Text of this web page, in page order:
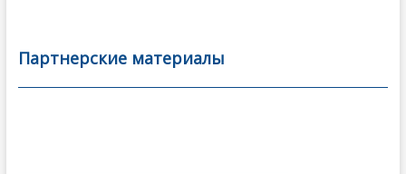
b
o
er l
а
в
Партнерские материалы